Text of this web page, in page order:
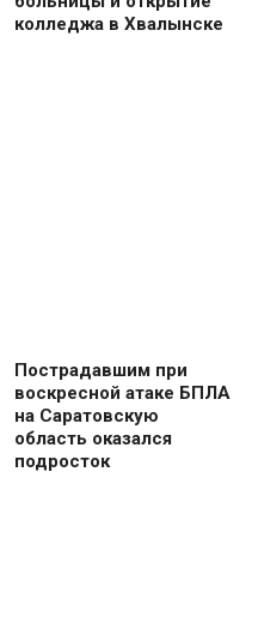
колледжа в Хвалынске
Пострадавшим при
воскресной атаке БПЛА
на Саратовскую
область оказался
подросток